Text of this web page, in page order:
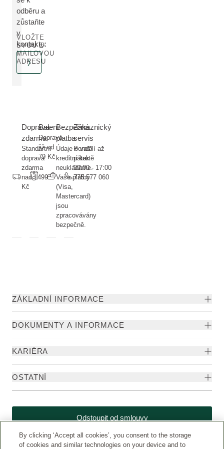
odběru a
zůstaňte
v
kontaktu:
VLOŽTE
SVOU E-
MAILOVOU
ADRESU
Doprava
zdarma
Standartní
doprava
zdarma
nad 1499
Kč
Balení
Doprava
již od
79 Kč
Bezpečná
platba
Údaje o vaší
kreditní kartě
neukládáme.
Vaše platby
(Visa,
Mastercard)
jsou
zpracovávány
bezpečně.
Zákaznický
servis
Pondělí až
pátek
09:00 - 17:00
775 577 060
ZÁKLADNÍ INFORMACE
DOKUMENTY A INFORMACE
KARIÉRA
OSTATNÍ
Odstoupit od smlouvy
By clicking ‘Accept all cookies’, you consent to the storage
of cookies and similar technologies on your device and to